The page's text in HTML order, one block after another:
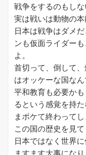
戦争をするのもしな
実は戦いは動物の本
日本は戦争はダメ
ンも仮面ライダー
よ。
首切って、倒して
はオッケーな国なん
平和教育も必要か
るという感覚を持
まボケて終わってし
この国の歴史を見
日本ではなく世界